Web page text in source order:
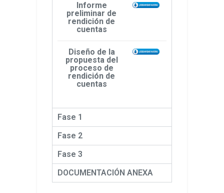
Informe
preliminar de
rendición de
cuentas
Diseño de la
propuesta del
proceso de
rendición de
cuentas
Fase 1
Fase 2
Fase 3
DOCUMENTACIÓN ANEXA